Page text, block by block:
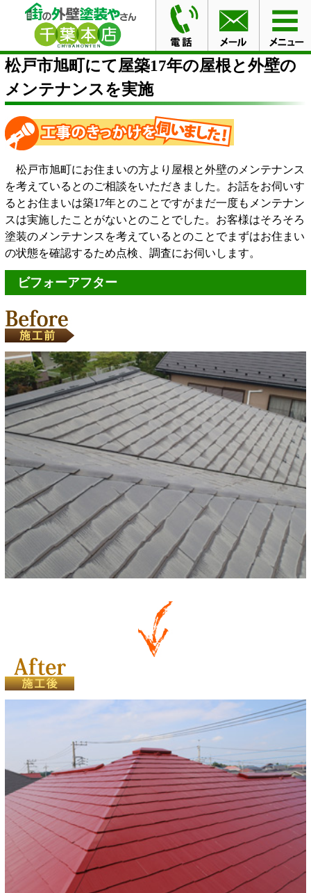
HOME 施工事例
松戸市旭町にて屋築17年の屋根と外壁
のメンテナンスを実施
松戸市旭町にて屋築17年の屋根と外壁の
メンテナンスを実施
松戸市旭町にお住まいの方より屋根と外壁のメンテナンス
を考えているとのご相談をいただきました。お話をお伺いす
るとお住まいは築17年とのことですがまだ一度もメンテナン
スは実施したことがないとのことでした。お客様はそろそろ
塗装のメンテナンスを考えているとのことでまずはお住まい
の状態を確認するため点検、調査にお伺いします。
ビフォーアフター